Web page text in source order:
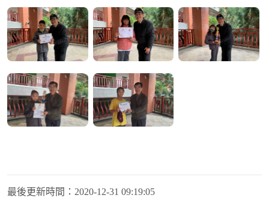
最後更新時間： 2020-12-31 09:19:05